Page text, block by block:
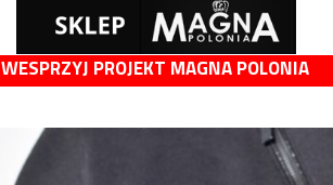
WESPRZYJ PROJEKT MAGNA POLONIA